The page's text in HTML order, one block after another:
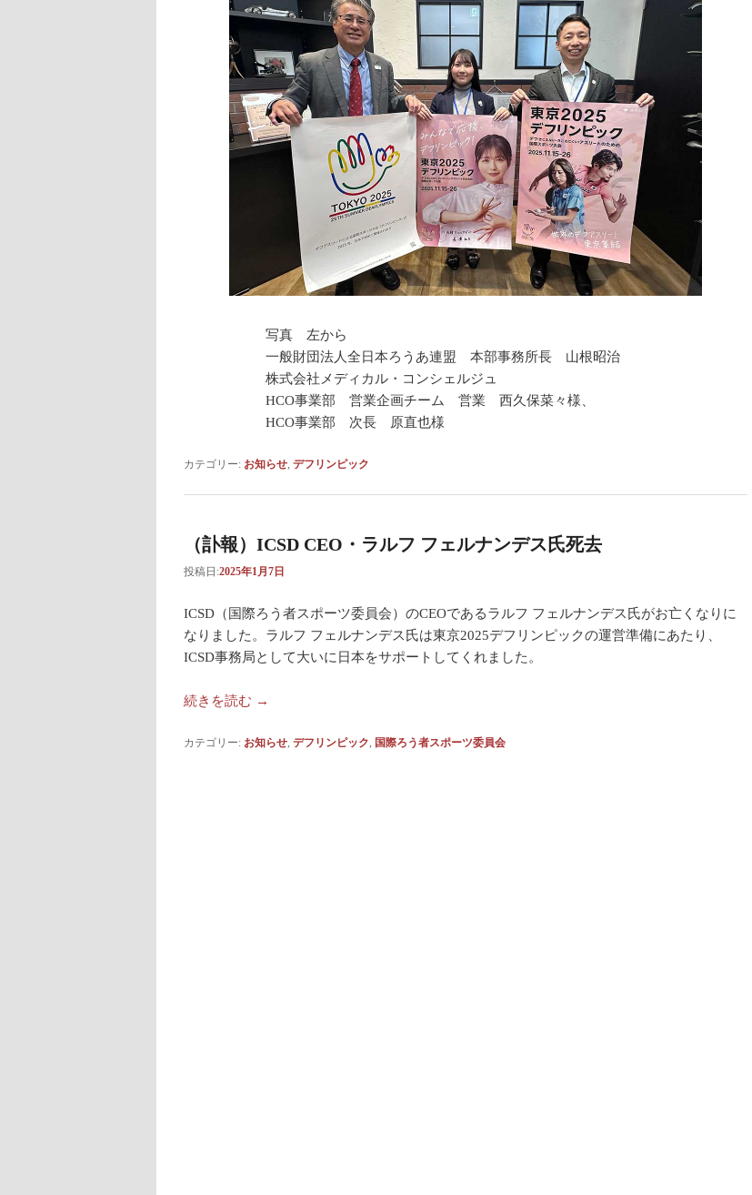
写真 左から
一般財団法人全日本ろうあ連盟 本部事務所長 山根昭治
株式会社メディカル・コンシェルジュ
HCO事業部 営業企画チーム 営業 西久保菜々様、
HCO事業部 次長 原直也様
カテゴリー: お知らせ デフリンピック
（訃報）ICSD CEO・ラルフ フェルナンデス氏死去
投稿日:2025年1月7日
ICSD（国際ろう者スポーツ委員会）のCEOであるラルフ フェルナンデス氏がお亡くなりに
なりました。ラルフ フェルナンデス氏は東京2025デフリンピックの運営準備にあたり、
ICSD事務局として大いに日本をサポートしてくれました。
続きを読む →
カテゴリー: お知らせ デフリンピック 国際ろう者スポーツ委員会